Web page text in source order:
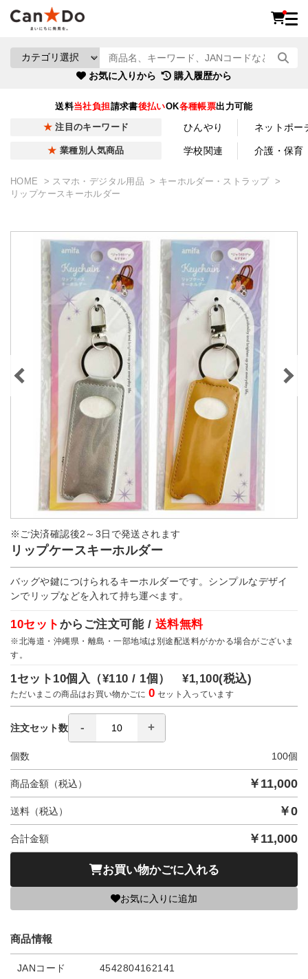
お気に入りから 購入履歴から
送料当社負担請求書後払いOK各種帳票出力可能
注目のキーワード ひんやり ネットポー
業種別人気商品 学校関連 介護・保育
HOME スマホ・デジタル用品
キーホルダー・ストラップ
リップケースキーホルダー
※ご決済確認後2～3日で発送されます
リップケースキーホルダー
バッグや鍵につけられるキーホルダーです。シンプルなデザイ
ンでリップなどを入れて持ち運べます。
10セット からご注文可能 / 送料無料
※北海道・沖縄県・離島・一部地域は別途配送料がかかる場合がございま
す。
1セット10個入（¥110 / 1個）¥1,100(税込)
ただいまこの商品はお買い物かごに0 セット入っています
注文セット数
個数 100個
商品金額（税込） ￥ 11,000
送料（税込） ￥0
合計金額 ￥ 11,000
お買い物かごに入れる
お気に入りに追加
商品情報
JANコード 4542804162141